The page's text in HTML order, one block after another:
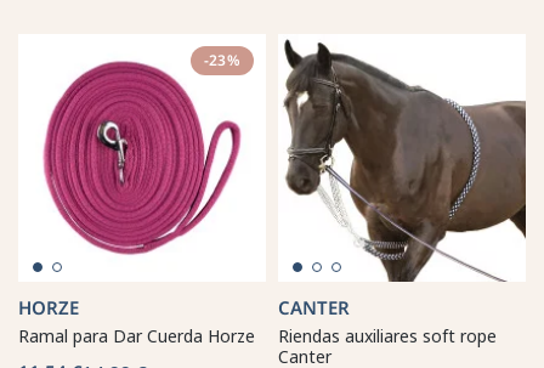
-23%
HORZE
Ramal para Dar Cuerda Horze
CANTER
Riendas auxiliares soft rope
Canter